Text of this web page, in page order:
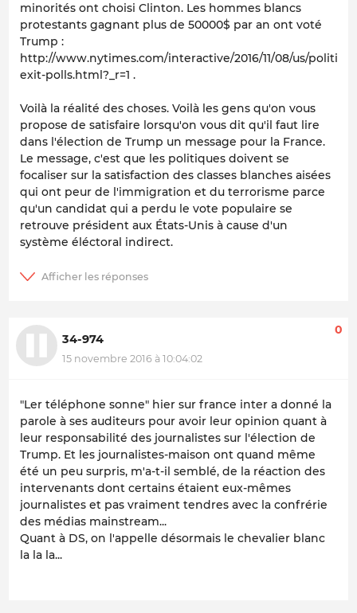
minorités ont choisi Clinton. Les hommes blancs
protestants gagnant plus de 50000$ par an ont voté
Trump :
http://www.nytimes.com/interactive/2016/11/08/us/
exit-polls.html?_r=1 .
Voilà la réalité des choses. Voilà les gens qu'on vous
propose de satisfaire lorsqu'on vous dit qu'il faut lire
dans l'élection de Trump un message pour la France.
Le message, c'est que les politiques doivent se
focaliser sur la satisfaction des classes blanches aisées
qui ont peur de l'immigration et du terrorisme parce
qu'un candidat qui a perdu le vote populaire se
retrouve président aux États-Unis à cause d'un
système éléctoral indirect.
34-974
15 novembre 2016 à 10:04:02
0
"Ler téléphone sonne" hier sur france inter a donné la
parole à ses auditeurs pour avoir leur opinion quant à
leur responsabilité des journalistes sur l'élection de
Trump. Et les journalistes-maison ont quand même
été un peu surpris, m'a-t-il semblé, de la réaction des
intervenants dont certains étaient eux-mêmes
journalistes et pas vraiment tendres avec la confrérie
des médias mainstream...
Quant à DS, on l'appelle désormais le chevalier blanc
la la la...